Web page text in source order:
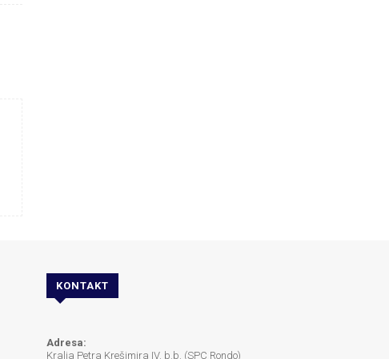
KONTAKT
Adresa:
Kralja Petra Krešimira IV. b.b. (SPC Rondo)